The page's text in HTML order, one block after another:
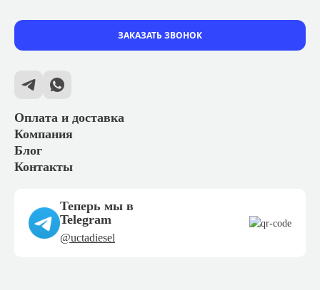
Оплата и доставка
Компания
Блог
Контакты
ЗАКАЗАТЬ ЗВОНОК
Теперь мы в
Telegram
@uctadiesel